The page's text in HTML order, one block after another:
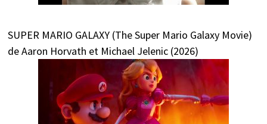
SUPER MARIO GALAXY (The Super Mario Galaxy Movie)
de Aaron Horvath et Michael Jelenic (2026)